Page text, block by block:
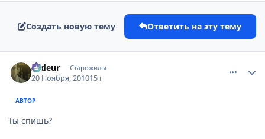
Создать новую тему Ответить на эту тему
Ardeur Старожилы
20 Ноября, 201015 г
АВТОР
Ты спишь?